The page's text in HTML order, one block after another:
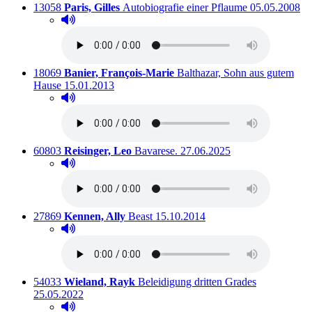
Titelnummer:
13058 von
Paris, Gilles: Autobiografie einer Pflaume Ausleihbar
05.05.2008
Hörprobe abspielen
Hörprobe von Autobiografie einer Pflaume
Titelnummer:
18069 von
Banier, François-Marie: Balthazar, Sohn aus gutem
Hause Ausleihbar seit dem
15.01.2013
Hörprobe abspielen
Hörprobe von Balthazar, Sohn aus gutem Hause
Titelnummer:
60803 von
Reisinger, Leo: Bavarese. Ausleihbar seit dem
27.06.2025
Hörprobe abspielen
Hörprobe von Bavarese.
Titelnummer:
27869 von
Kennen, Ally: Beast Ausleihbar seit dem
15.10.2014
Hörprobe abspielen
Hörprobe von Beast
Titelnummer:
54033 von
Wieland, Rayk: Beleidigung dritten GradesAusleihbar
25.05.2022
Hörprobe abspielen
Hörprobe von Beleidigung dritten Grades